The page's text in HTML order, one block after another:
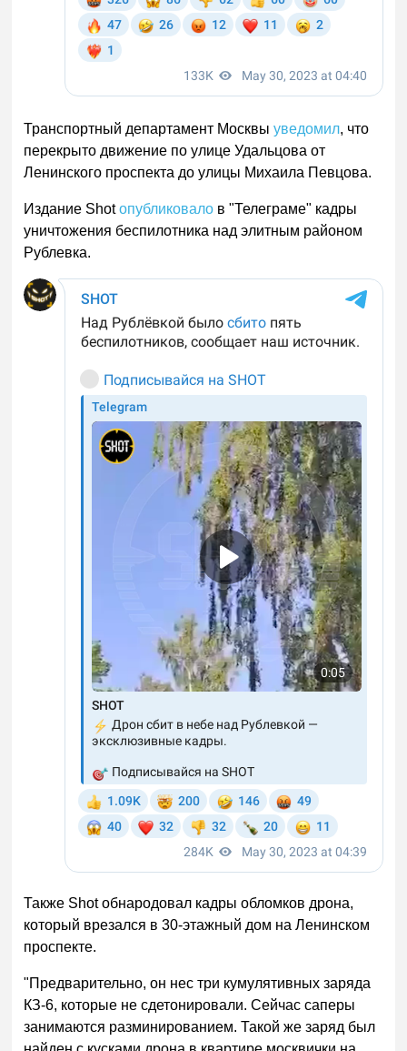
Транспортный департамент Москвыуведомил, что
перекрыто движение по улице Удальцова от
Ленинского проспекта до улицы Михаила Певцова.
Издание Shotопубликовало в "Телеграме" кадры
уничтожения беспилотника над элитным районом
Рублевка.
Также Shot обнародовал кадры обломков дрона,
который врезался в 30-этажный дом на Ленинском
проспекте.
"Предварительно, он нес три кумулятивных заряда
КЗ-6, которые не сдетонировали. Сейчас саперы
занимаются разминированием. Такой же заряд был